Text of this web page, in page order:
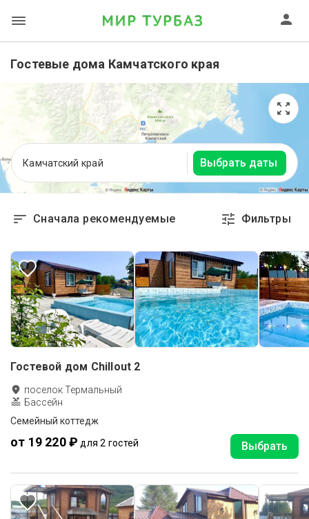
Гостевые дома Камчатского края
Камчатский край Выбрать даты
Сначала рекомендуемые Фильтры
Гостевой дом Chillout 2
поселок Термальный
Бассейн
Семейный коттедж
от 19 220 ₽ для 2 гостей Выбрать